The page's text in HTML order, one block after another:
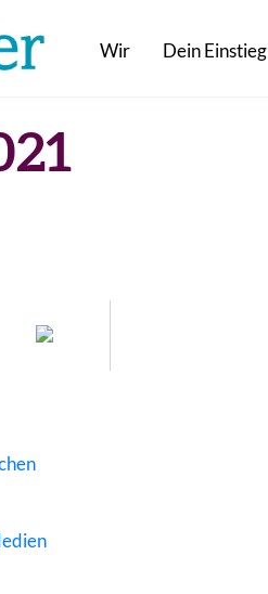
Wir Dein Einstieg